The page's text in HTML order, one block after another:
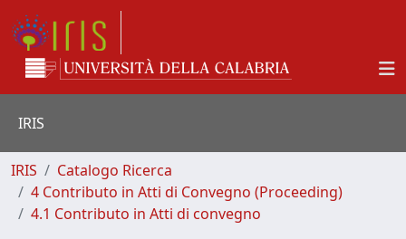
IRIS
IRIS
Catalogo Ricerca
4 Contributo in Atti di Convegno (Proceeding)
4.1 Contributo in Atti di convegno